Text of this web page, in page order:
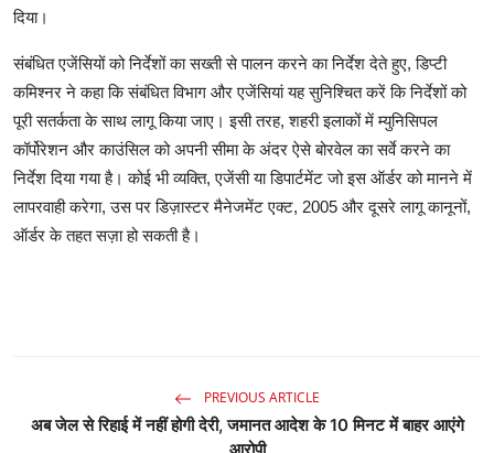
दिया।
संबंधित एजेंसियों को निर्देशों का सख्ती से पालन करने का निर्देश देते हुए, डिप्टी
कमिश्नर ने कहा कि संबंधित विभाग और एजेंसियां ​​यह सुनिश्चित करें कि निर्देशों को
पूरी सतर्कता के साथ लागू किया जाए। इसी तरह, शहरी इलाकों में म्युनिसिपल
कॉर्पोरेशन और काउंसिल को अपनी सीमा के अंदर ऐसे बोरवेल का सर्वे करने का
निर्देश दिया गया है। कोई भी व्यक्ति, एजेंसी या डिपार्टमेंट जो इस ऑर्डर को मानने में
लापरवाही करेगा, उस पर डिज़ास्टर मैनेजमेंट एक्ट, 2005 और दूसरे लागू कानूनों,
ऑर्डर के तहत सज़ा हो सकती है।
PREVIOUS ARTICLE
अब जेल से रिहाई में नहीं होगी देरी, जमानत आदेश के 10 मिनट में बाहर आएंगे